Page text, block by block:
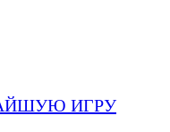
ИГРУ